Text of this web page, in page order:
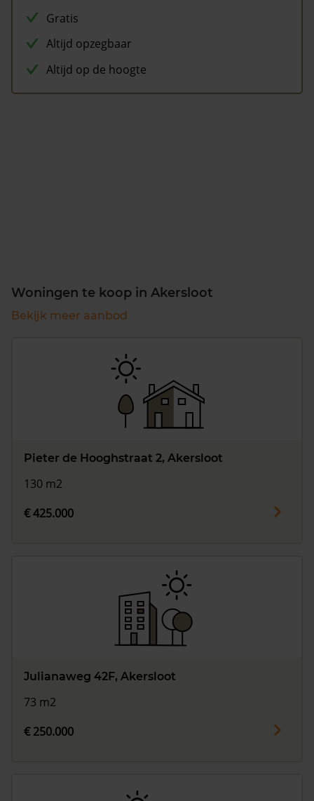
Gratis
Altijd opzegbaar
Altijd op de hoogte
Woningen te koop in Akersloot
Bekijk meer aanbod
Pieter de Hooghstraat 2, Akersloot
130 m2
€ 425.000
Julianaweg 42F, Akersloot
73 m2
€ 250.000